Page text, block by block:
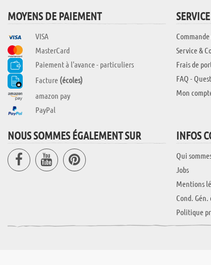
MOYENS DE PAIEMENT
VISA
MasterCard
Paiement à l'avance - particuliers
Facture (écoles)
amazon pay
PayPal
Service &
Frais de
FAQ -
Mon
NOUS SOMMES ÉGALEMENT SUR INFOS
Qui
Jobs
Mentions
Cond. Gén.
Politique